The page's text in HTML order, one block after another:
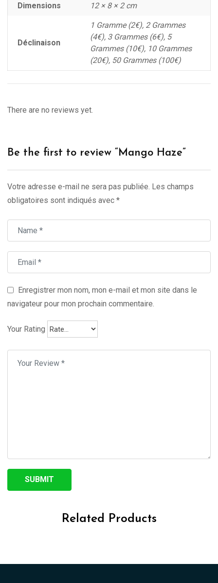
Dimensions 12 × 8 × 2 cm
Déclinaison
1 Gramme (2€), 2 Grammes
(4€), 3 Grammes (6€), 5
Grammes (10€), 10 Grammes
(20€), 50 Grammes (100€)
There are no reviews yet.
Be the first to review “Mango Haze”
Votre adresse e-mail ne sera pas publiée. Les champs
obligatoires sont indiqués avec *
Enregistrer mon nom, mon e-mail et mon site dans le
navigateur pour mon prochain commentaire.
Your Rating
Related Products